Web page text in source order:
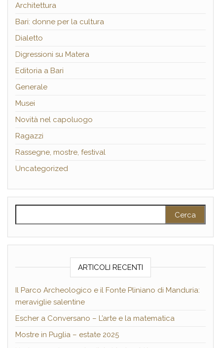
Architettura
Bari: donne per la cultura
Dialetto
Digressioni su Matera
Editoria a Bari
Generale
Musei
Novità nel capoluogo
Ragazzi
Rassegne, mostre, festival
Uncategorized
ARTICOLI RECENTI
Il Parco Archeologico e il Fonte Pliniano di Manduria:
meraviglie salentine
Escher a Conversano – L’arte e la matematica
Mostre in Puglia – estate 2025